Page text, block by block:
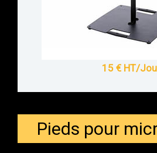
15 € HT/
Pieds pour